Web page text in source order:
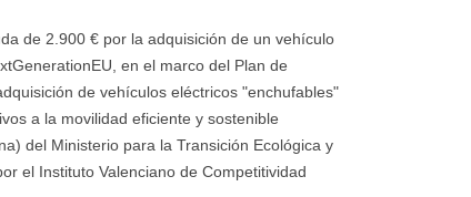
de 2.900 € por la adquisición de un vehículo
en el marco del Plan de
de vehículos eléctricos "enchufables"
a la movilidad eficiente y sostenible
del Ministerio para la Transición Ecológica y
el Instituto Valenciano de Competitividad